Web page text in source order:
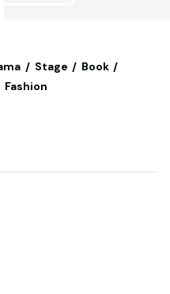
Stage
Book
Fashion